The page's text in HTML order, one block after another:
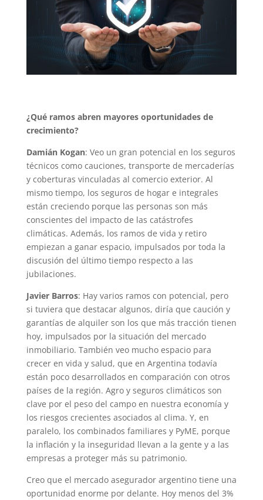
¿Qué ramos abren mayores oportunidades de
crecimiento?
Damián Kogan: Veo un gran potencial en los seguros
técnicos como cauciones, transporte de mercaderías
y coberturas vinculadas al comercio exterior. Al
mismo tiempo, los seguros de hogar e integrales
están creciendo porque las personas son más
conscientes del impacto de las catástrofes
climáticas. Además, los ramos de vida y retiro
empiezan a ganar espacio, impulsados por toda la
discusión del último tiempo respecto a las
jubilaciones.
Javier Barros: Hay varios ramos con potencial, pero
si tuviera que destacar algunos, diría que caución y
garantías de alquiler son los que más tracción tienen
hoy, impulsados por la situación del mercado
inmobiliario. También veo mucho espacio para
crecer en vida y salud, que en Argentina todavía
están poco desarrollados en comparación con otros
países de la región. Agro y seguros climáticos son
clave por el peso del campo en nuestra economía y
los riesgos crecientes asociados al clima. Y, en
paralelo, los combinados familiares y PyME, porque
la inflación y la inseguridad llevan a la gente y a las
empresas a proteger más su patrimonio.
Creo que el mercado asegurador argentino tiene una
oportunidad enorme por delante. Hoy menos del 3%